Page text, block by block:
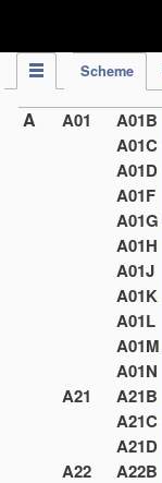
Scheme
A A01 A01B
A01C
A01D
A01F
A01G
A01H
A01J
A01K
A01L
A01M
A01N
A21 A21B
A21C
A21D
A22 A22B